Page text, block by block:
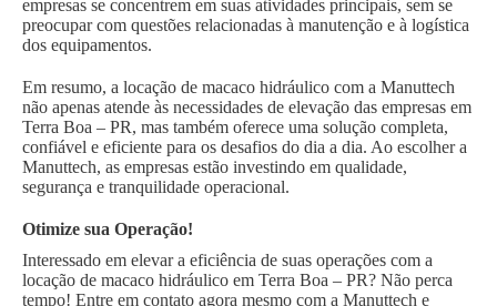
empresas se concentrem em suas atividades principais, sem se
preocupar com questões relacionadas à manutenção e à logística
dos equipamentos.
Em resumo, a locação de macaco hidráulico com a Manuttech
não apenas atende às necessidades de elevação das empresas em
Terra Boa – PR, mas também oferece uma solução completa,
confiável e eficiente para os desafios do dia a dia. Ao escolher a
Manuttech, as empresas estão investindo em qualidade,
segurança e tranquilidade operacional.
Otimize sua Operação!
Interessado em elevar a eficiência de suas operações com a
locação de macaco hidráulico em Terra Boa – PR? Não perca
tempo! Entre em contato agora mesmo com a Manuttech e